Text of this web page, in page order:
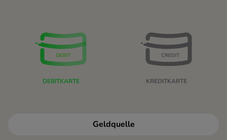
DEBITKARTE KREDITKARTE
Geldquelle